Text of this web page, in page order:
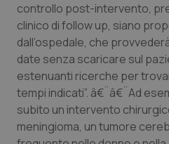
Provincia Autonoma
Puglia
Sardegna
Sicilia
Ipertensione &
Malattie rare
Malattia di Crohn &
Neuroscienze &
controllo post-intervento,
clinico di follow up, siano
dall’ospedale, che
date senza scaricare sul
estenuanti ricerche per
tempi indicati”. â€¨â€¨Ad
subito un intervento
meningioma, un tumore